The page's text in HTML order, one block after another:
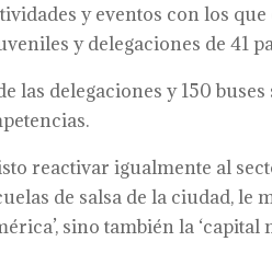
y eventos con los que
y delegaciones de 41
las delegaciones y 150
reactivar igualmente al
de salsa de la ciudad, le
sino también la ‘capital